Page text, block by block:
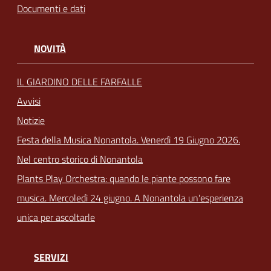
Documenti e dati
NOVITÀ
IL GIARDINO DELLE FARFALLE
Avvisi
Notizie
Festa della Musica Nonantola. Venerdì 19 Giugno 2026.
Nel centro storico di Nonantola
Plants Play Orchestra: quando le piante possono fare
musica. Mercoledì 24 giugno. A Nonantola un'esperienza
unica per ascoltarle
SERVIZI